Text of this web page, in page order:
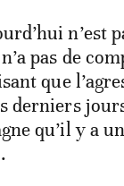
n’est
pas de
que
derniers
qu’il y a